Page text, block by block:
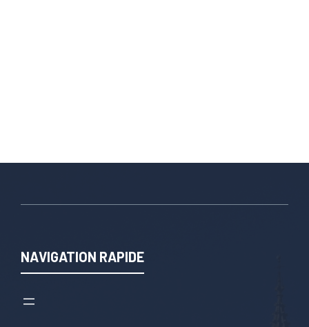
NAVIGATION RAPIDE